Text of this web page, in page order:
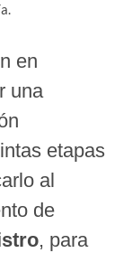
en
una
etapas
al
de
, para